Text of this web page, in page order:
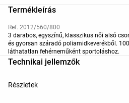
Termékleírás
Ref. 2012/560/800
3 darabos, egyszínű, klasszikus női alsó
és gyorsan száradó poliamidkeverékből.
láthatatlan fehérneműként sportoláshoz.
Technikai jellemzők
Részletek